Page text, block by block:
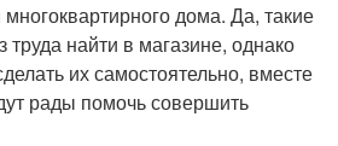
дома. Да, такие
найти в магазине, однако
их самостоятельно, вместе
рады помочь совершить